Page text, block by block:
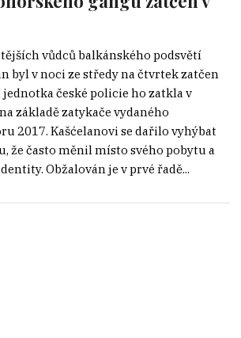
vůdců balkánského podsvětí
byl v noci ze středy na čtvrtek zatčen
jednotka české policie ho zatkla v
základě zatykače vydaného
2017. Kašćelanovi se dařilo vyhýbat
že často měnil místo svého pobytu a
Obžalován je v prvé řadě...